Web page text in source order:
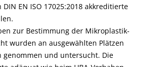
EN ISO 17025:2018 akkreditierte
zur Bestimmung der Mikroplastik-
wurden an ausgewählten Plätzen
genommen und untersucht. Die